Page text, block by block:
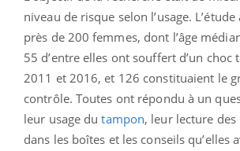
niveau de risque selon l’usage.
près de 200 femmes, dont l’âge
55 d’entre elles ont souffert d’un choc
2011 et 2016, et 126 constituaient le
contrôle. Toutes ont répondu à un
leur usage dutampon, leur lecture
dans les boîtes et les conseils qu’elles